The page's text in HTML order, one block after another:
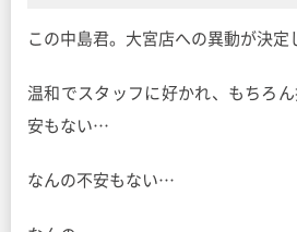
この中島君。大宮店への異動が決定
温和でスタッフに好かれ、もちろ
安もない…
なんの不安もない…